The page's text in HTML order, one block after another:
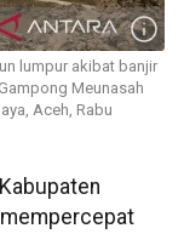
lumpur akibat banjir
Meunasah
Aceh, Rabu